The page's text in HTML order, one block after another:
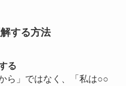
する方法
る
ら」ではなく、「私は○○